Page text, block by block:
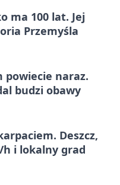
ma 100 lat. Jej
Przemyśla
powiecie naraz.
budzi obawy
Deszcz,
i lokalny grad